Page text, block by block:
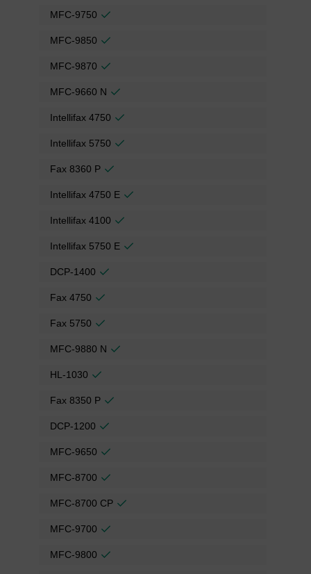
MFC-9750
MFC-9850
MFC-9870
MFC-9660 N
Intellifax 4750
Intellifax 5750
Fax 8360 P
Intellifax 4750 E
Intellifax 4100
Intellifax 5750 E
DCP-1400
Fax 4750
Fax 5750
MFC-9880 N
HL-1030
Fax 8350 P
DCP-1200
MFC-9650
MFC-8700
MFC-8700 CP
MFC-9700
MFC-9800